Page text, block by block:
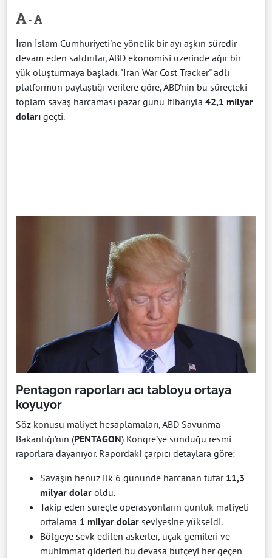
-
İran İslam Cumhuriyeti'ne yönelik bir ayı aşkın süredir
devam eden saldırılar, ABD ekonomisi üzerinde ağır bir
yük oluşturmaya başladı. "Iran War Cost Tracker" adlı
platformun paylaştığı verilere göre, ABD’nin bu süreçteki
toplam savaş harcaması pazar günü itibarıyla 42,1 milyar
doları geçti.
Pentagon raporları acı tabloyu ortaya
koyuyor
Söz konusu maliyet hesaplamaları, ABD Savunma
Bakanlığı’nın (PENTAGON) Kongre’ye sunduğu resmi
raporlara dayanıyor. Rapordaki çarpıcı detaylara göre:
Savaşın henüz ilk 6 gününde harcanan tutar 11,3
milyar dolar oldu.
Takip eden süreçte operasyonların günlük maliyeti
ortalama 1 milyar dolar seviyesine yükseldi.
Bölgeye sevk edilen askerler, uçak gemileri ve
mühimmat giderleri bu devasa bütçeyi her geçen